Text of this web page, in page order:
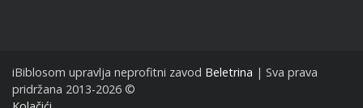
iBiblosom upravlja neprofitni zavod Beletrina | Sva prava
pridržana 2013-2026 ©